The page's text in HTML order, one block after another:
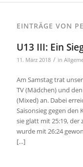
EINTRÄGE VON
U13 III: Ein
11. März 2018 / in
Am Samstag trat
TV (Mädchen) und
(Mixed) an. Dabei
Saisonsieg gegen den
sie glatt mit 25:19, der
wurde mit 26:24
[…]